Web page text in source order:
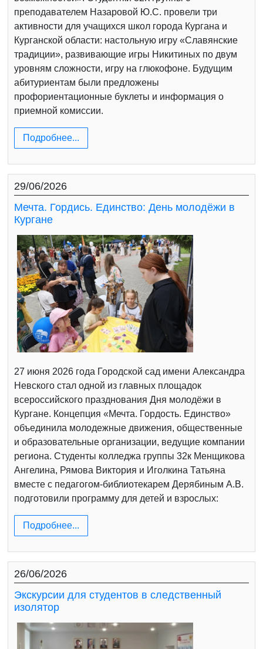
преподавателем Назаровой Ю.С. провели три
активности для учащихся школ города Кургана и
Курганской области: настольную игру «Славянские
традиции», развивающие игры Никитиных по двум
уровням сложности, игру на глюкофоне. Будущим
абитуриентам были предложены
профориентационные буклеты и информация о
приемной комиссии.
Подробнее...
29/06/2026
Мечта. Гордись. Единство: День молодёжи в
Кургане
27 июня 2026 года Городской сад имени Александра
Невского стал одной из главных площадок
всероссийского празднования Дня молодёжи в
Кургане. Концепция «Мечта. Гордость. Единство»
объединила молодежные движения, общественные
и образовательные организации, ведущие компании
региона. Студенты колледжа группы 32к Менщикова
Ангелина, Рямова Виктория и Иголкина Татьяна
вместе с педагогом-библиотекарем Дерябиным А.В.
подготовили программу для детей и взрослых:
Подробнее...
26/06/2026
Экскурсии для студентов в следственный
изолятор